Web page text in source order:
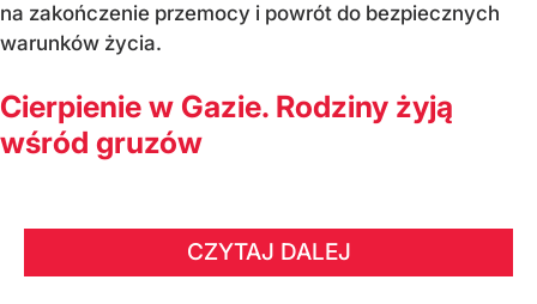
na zakończenie przemocy i powrót do bezpiecznych
warunków życia.
Cierpienie w Gazie. Rodziny żyją
wśród gruzów
CZYTAJ DALEJ